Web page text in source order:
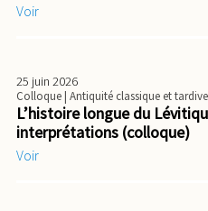
Voir
25 juin 2026
Colloque| Antiquité classique et tardive
L’histoire longue du
interprétations (colloque)
Voir